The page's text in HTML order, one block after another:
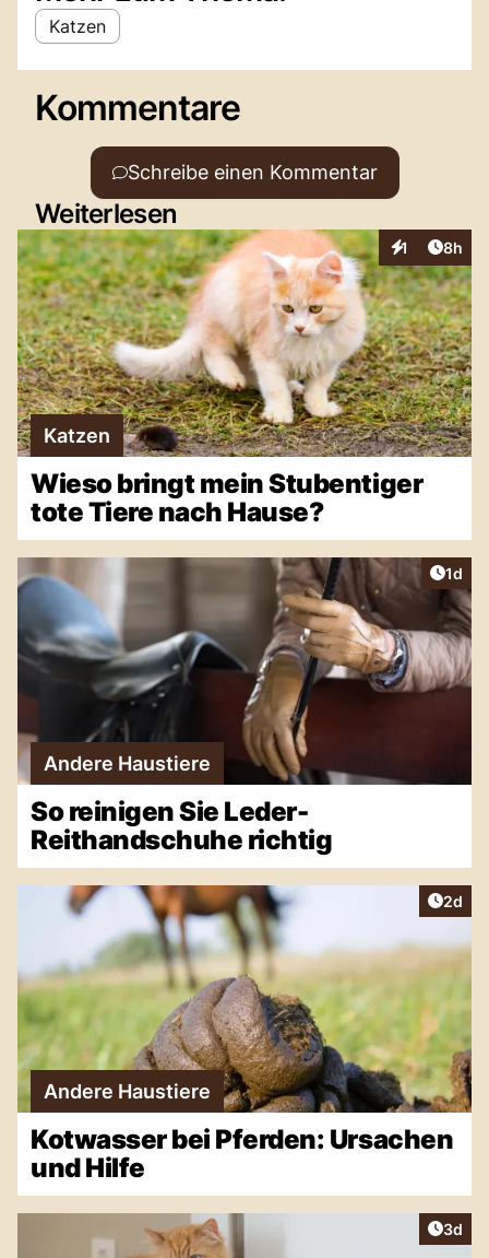
Katzen
Kommentare
Schreibe einen Kommentar
Weiterlesen
1
Interaktionen
8h
Katzen
Wieso bringt mein Stubentiger
tote Tiere nach Hause?
1d
Andere Haustiere
So reinigen Sie Leder-
Reithandschuhe richtig
2d
Andere Haustiere
Kotwasser bei Pferden: Ursachen
und Hilfe
3d